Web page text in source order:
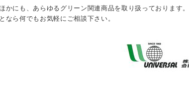
かにも、あらゆるグリーン関連商品を取り扱っております。
なら何でもお気軽にご相談下さい。